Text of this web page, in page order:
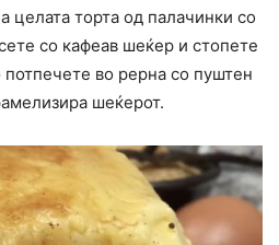
целата торта од палачинки со
со кафеав шеќер и стопете
во рерна со пуштен
шеќерот.